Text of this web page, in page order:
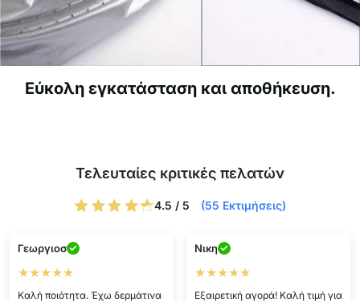
Εύκολη εγκατάσταση και αποθήκευση.
Τελευταίες κριτικές πελατών
4.5 / 5 (55 Εκτιμήσεις)
Γεωργιοσ
★★★★★
Καλή ποιότητα. Έχω δερμάτινα
Νικη
★★★★★
Εξαιρετική αγορά! Καλή τιμή για